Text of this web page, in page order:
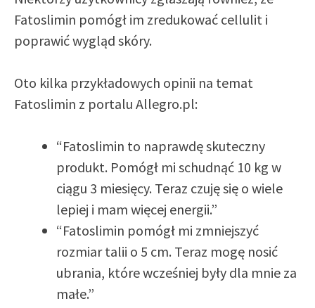
Fatoslimin pomógł im zredukować cellulit i
poprawić wygląd skóry.
Oto kilka przykładowych opinii na temat
Fatoslimin z portalu Allegro.pl:
“Fatoslimin to naprawdę skuteczny
produkt. Pomógł mi schudnąć 10 kg w
ciągu 3 miesięcy. Teraz czuję się o wiele
lepiej i mam więcej energii.”
“Fatoslimin pomógł mi zmniejszyć
rozmiar talii o 5 cm. Teraz mogę nosić
ubrania, które wcześniej były dla mnie za
małe.”